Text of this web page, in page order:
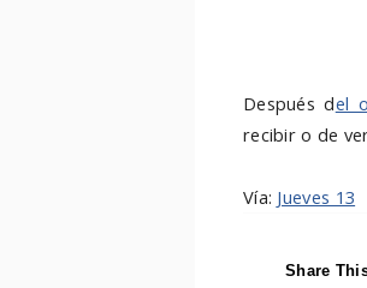
Después del
recibir o de
Vía: Jueves 13
Share